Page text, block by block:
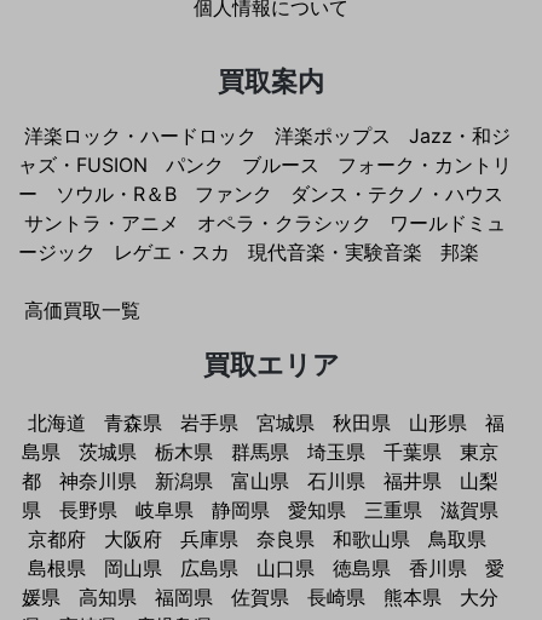
個人情報について
買取案内
洋楽ロック・ハードロック 洋楽ポップス
Jazz・和ジ
ャズ・FUSION
パンク ブルース
フォーク・カントリ
ー
ソウル・R＆B ファンク
ダンス・テクノ・ハウス
サントラ・アニメ
オペラ・クラシック
ワールドミュ
ージック
レゲエ・スカ 現代音楽・実験音楽 邦楽
高価買取一覧
買取エリア
北海道 青森県 岩手県 宮城県 秋田県 山形県
福
島県
茨城県 栃木県 群馬県 埼玉県 千葉県
東京
都
神奈川県 新潟県 富山県 石川県 福井県
山梨
県
長野県 岐阜県 静岡県 愛知県 三重県
滋賀県
京都府
大阪府 兵庫県 奈良県 和歌山県
鳥取県
島根県
岡山県 広島県 山口県 徳島県 香川県
愛
媛県
高知県 福岡県 佐賀県 長崎県 熊本県
大分